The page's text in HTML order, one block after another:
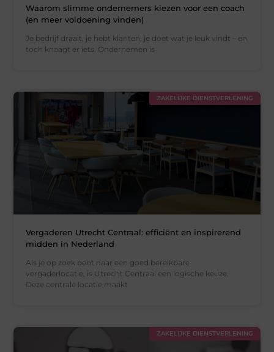
Waarom slimme ondernemers kiezen voor een coach
(en meer voldoening vinden)
Je bedrijf draait, je hebt klanten, je doet wat je leuk vindt – en
toch knaagt er iets. Ondernemen is
ZAKELIJKE DIENSTVERLENING
Vergaderen Utrecht Centraal: efficiënt en inspirerend
midden in Nederland
Als je op zoek bent naar een goed bereikbare
vergaderlocatie, is Utrecht Centraal een logische keuze.
Deze centrale locatie maakt
ZAKELIJKE DIENSTVERLENING